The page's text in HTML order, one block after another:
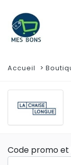
Accueil
Code promo et